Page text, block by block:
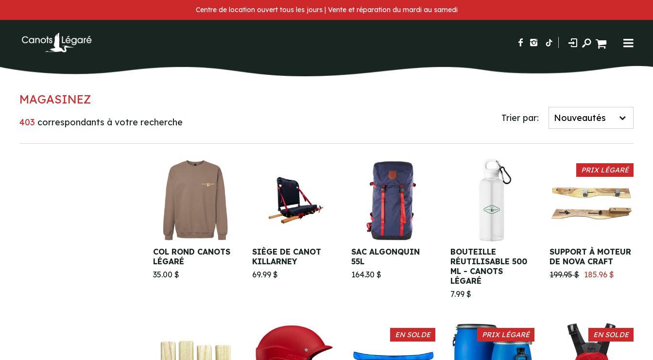
Centre de location ouvert tous les jours | Vente et réparation du mardi au samedi
MAGASINEZ
403 correspondants à votre recherche Trier par:
COL ROND CANOTS
LÉGARÉ
35.00 $
SIÈGE DE CANOT
KILLARNEY
69.99 $
SAC ALGONQUIN
55L
164.30 $
BOUTEILLE
RÉUTILISABLE 500
ML - CANOTS
LÉGARÉ
7.99 $
PRIX LÉGARÉ
SUPPORT À MOTEUR
DE NOVA CRAFT
199.95 $ 185.96 $
EN SOLDE PRIX LÉGARÉ EN SOLDE